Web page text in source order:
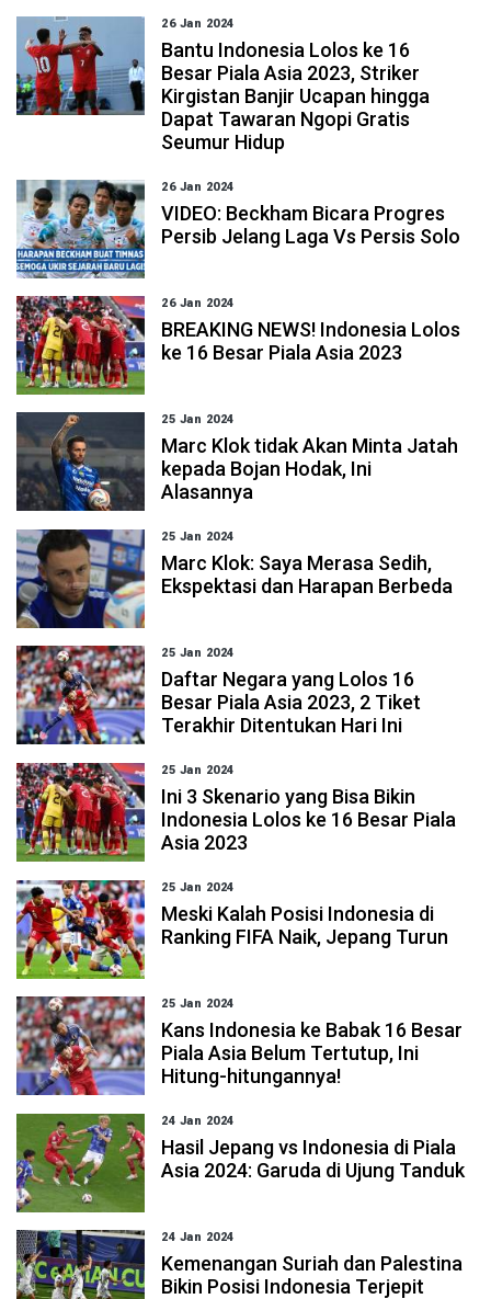
26 Jan 2024
Bantu Indonesia Lolos ke 16
Besar Piala Asia 2023, Striker
Kirgistan Banjir Ucapan hingga
Dapat Tawaran Ngopi Gratis
Seumur Hidup
26 Jan 2024
VIDEO: Beckham Bicara Progres
Persib Jelang Laga Vs Persis Solo
26 Jan 2024
BREAKING NEWS! Indonesia Lolos
ke 16 Besar Piala Asia 2023
25 Jan 2024
Marc Klok tidak Akan Minta Jatah
kepada Bojan Hodak, Ini
Alasannya
25 Jan 2024
Marc Klok: Saya Merasa Sedih,
Ekspektasi dan Harapan Berbeda
25 Jan 2024
Daftar Negara yang Lolos 16
Besar Piala Asia 2023, 2 Tiket
Terakhir Ditentukan Hari Ini
25 Jan 2024
Ini 3 Skenario yang Bisa Bikin
Indonesia Lolos ke 16 Besar Piala
Asia 2023
25 Jan 2024
Meski Kalah Posisi Indonesia di
Ranking FIFA Naik, Jepang Turun
25 Jan 2024
Kans Indonesia ke Babak 16 Besar
Piala Asia Belum Tertutup, Ini
Hitung-hitungannya!
24 Jan 2024
Hasil Jepang vs Indonesia di Piala
Asia 2024: Garuda di Ujung Tanduk
24 Jan 2024
Kemenangan Suriah dan Palestina
Bikin Posisi Indonesia Terjepit